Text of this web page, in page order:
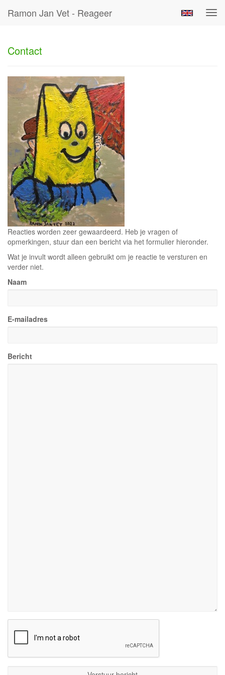
Ramon Jan Vet - Reageer
Contact
Reacties worden zeer gewaardeerd. Heb je vragen of
opmerkingen, stuur dan een bericht via het formulier hieronder.
Wat je invult wordt alleen gebruikt om je reactie te versturen en
verder niet.
Naam
E-mailadres
Bericht